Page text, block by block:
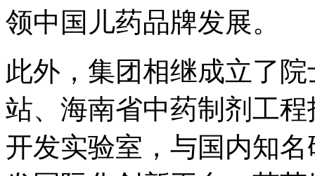
领中国儿药品牌发展。
此外，集团相继成立了
站、海南省中药制剂工
开发实验室，与国内知